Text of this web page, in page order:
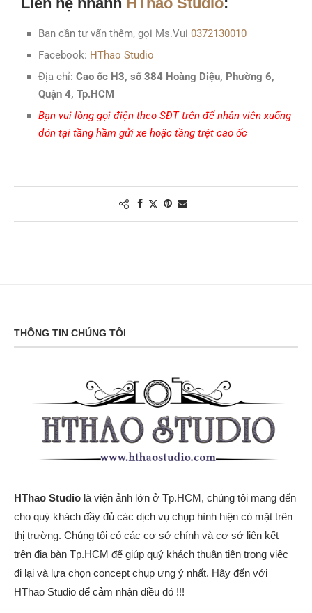
Bạn cần tư vấn thêm, gọi Ms.Vui 0372130010
Facebook: HThao Studio
Địa chỉ: Cao ốc H3, số 384 Hoàng Diệu, Phường 6,
Quận 4, Tp.HCM
Bạn vui lòng gọi điện theo SĐT trên để nhân viên xuống
đón tại tầng hầm gửi xe hoặc tầng trệt cao ốc
THÔNG TIN CHÚNG TÔI
HThao Studio là viện ảnh lớn ở Tp.HCM, chúng tôi mang đến
cho quý khách đầy đủ các dịch vụ chụp hình hiện có mặt trên
thị trường. Chúng tôi có các cơ sở chính và cơ sở liên kết
trên địa bàn Tp.HCM để giúp quý khách thuận tiện trong việc
đi lại và lựa chọn concept chụp ưng ý nhất. Hãy đến với
HThao Studio để cảm nhận điều đó !!!